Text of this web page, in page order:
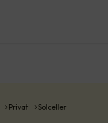
Privat Solceller